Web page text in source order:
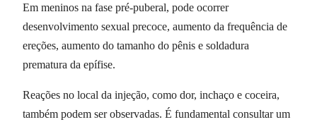
Em meninos na fase pré-puberal, pode ocorrer
desenvolvimento sexual precoce, aumento da frequência de
ereções, aumento do tamanho do pênis e soldadura
prematura da epífise.
Reações no local da injeção, como dor, inchaço e coceira,
também podem ser observadas. É fundamental consultar um